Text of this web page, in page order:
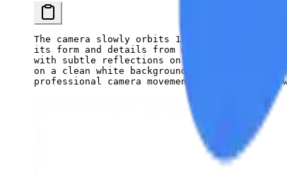
The camera slowly orbits 180 degrees around
its form and details from multiple angles.
with subtle reflections on the surface. The
on a clean white background. Premium
professional camera movement. 4K product